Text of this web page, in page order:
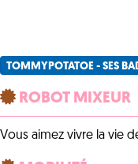
TOMMYPOTATOE - SES
ROBOT MIXEUR
Vous aimez vivre la vie